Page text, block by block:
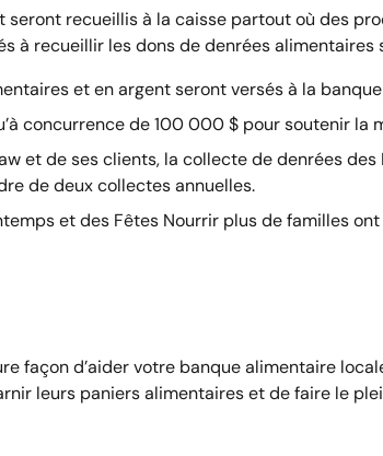
seront recueillis à la caisse partout où des
à recueillir les dons de denrées
et en argent seront versés à la
concurrence de 100 000 $ pour soutenir la
et de ses clients, la collecte de denrées
de deux collectes annuelles.
et des Fêtes Nourrir plus de familles
façon d’aider votre banque alimentaire
leurs paniers alimentaires et de faire le